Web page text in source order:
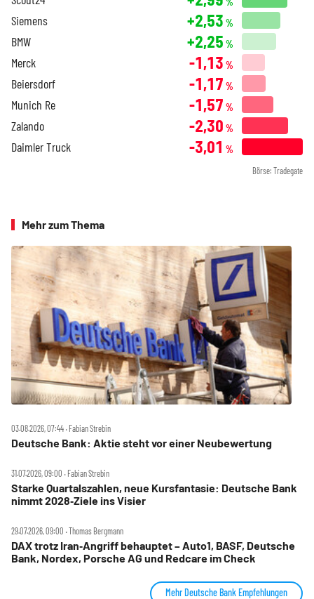
Siemens +2,53 %
BMW +2,25 %
Merck -1,13 %
Beiersdorf -1,17 %
Munich Re -1,57 %
Zalando -2,30 %
Daimler Truck -3,01 %
Börse: Tradegate
Mehr zum Thema
03.08.2026, 07:44 ‧ Fabian Strebin
Deutsche Bank: Aktie steht vor einer Neubewertung
31.07.2026, 09:00 ‧ Fabian Strebin
Starke Quartalszahlen, neue Kursfantasie: Deutsche Bank
nimmt 2028‑Ziele ins Visier
29.07.2026, 09:00 ‧ Thomas Bergmann
DAX trotz Iran‑Angriff behauptet – Auto1, BASF, Deutsche
Bank, Nordex, Porsche AG und Redcare im Check
Mehr Deutsche Bank Empfehlungen